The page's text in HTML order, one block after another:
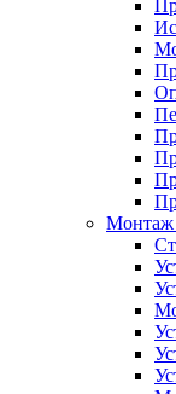
Монтаж